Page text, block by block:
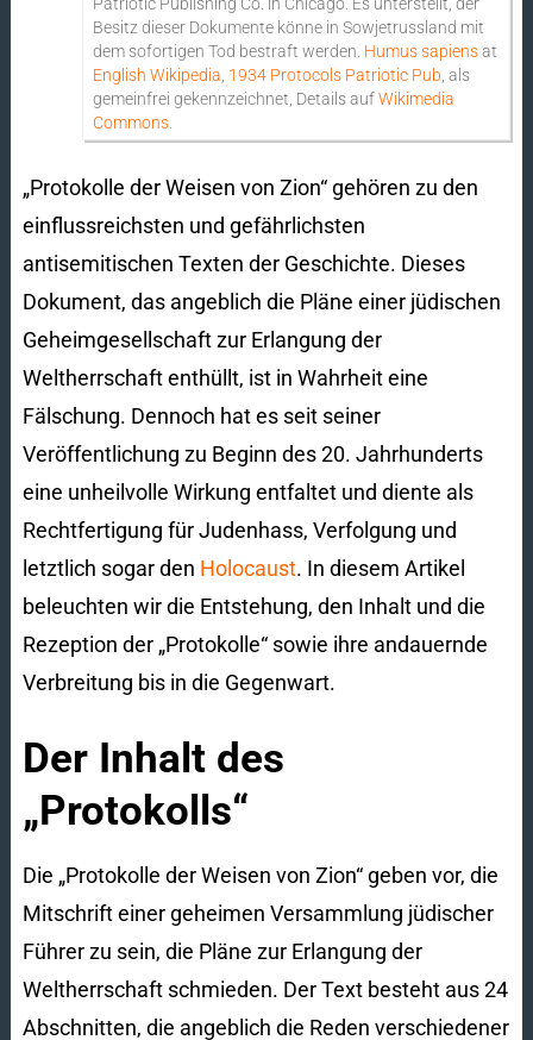
Besitz dieser Dokumente könne in Sowjetrussland mit
dem sofortigen Tod bestraft werden. Humus sapiensat
English Wikipedia 1934 Protocols Patriotic Pub , als
gemeinfrei gekennzeichnet, Details aufWikimedia
Commons
„Protokolle der Weisen von Zion“ gehören zu den
einflussreichsten und gefährlichsten
antisemitischen Texten der Geschichte. Dieses
Dokument, das angeblich die Pläne einer jüdischen
Geheimgesellschaft zur Erlangung der
Weltherrschaft enthüllt, ist in Wahrheit eine
Fälschung. Dennoch hat es seit seiner
Veröffentlichung zu Beginn des 20. Jahrhunderts
eine unheilvolle Wirkung entfaltet und diente als
Rechtfertigung für Judenhass, Verfolgung und
letztlich sogar den Holocaust. In diesem Artikel
beleuchten wir die Entstehung, den Inhalt und die
Rezeption der „Protokolle“ sowie ihre andauernde
Verbreitung bis in die Gegenwart.
Der Inhalt des
„Protokolls“
Die „Protokolle der Weisen von Zion“ geben vor, die
Mitschrift einer geheimen Versammlung jüdischer
Führer zu sein, die Pläne zur Erlangung der
Weltherrschaft schmieden. Der Text besteht aus 24
Abschnitten, die angeblich die Reden verschiedener